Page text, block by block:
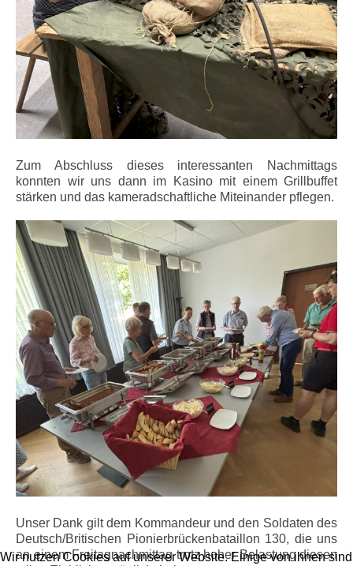
Zum Abschluss dieses interessanten Nachmittags
konnten wir uns dann im Kasino mit einem Grillbuffet
stärken und das kameradschaftliche Miteinander pflegen.
Unser Dank gilt dem Kommandeur und den Soldaten des
Deutsch/Britischen Pionierbrückenbataillon 130, die uns
an einem Freitagnachmittag trotz hoher Belastung diesen
Wir nutzen Cookies auf unserer Website. Einige von ihnen sind